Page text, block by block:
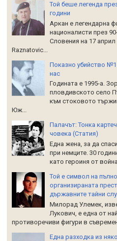
Той беше легенда
години
Аркан е легендарна
националисти през
Словения на 17 април
Raznatoviс...
Показно убийство
нас
Годината е 1995-а.
пловдивското село
към стоковото
Юж...
Палачът: Тонка
човека (Статия)
Една жена, за да
при немците. 30
като героиня от
Той е символ на
организираната
държавните тайни
Милорад Улемек,
Лукович, е една от
противоречиви фигури в
Една разходка из